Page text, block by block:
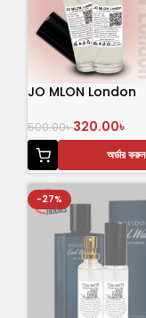
JO MLON London
500.00৳320.00৳
অর্ডার করুন
-27%